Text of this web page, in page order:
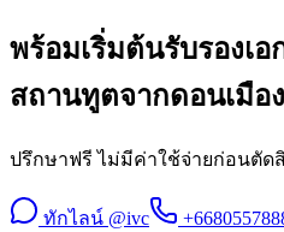
พร้อมเริ่มต้นรับรองเ
สถานทูตจากดอนเมือง
ปรึกษาฟรี ไม่มีค่าใช้จ่ายก่อนตัด
ทักไลน์ @ivc